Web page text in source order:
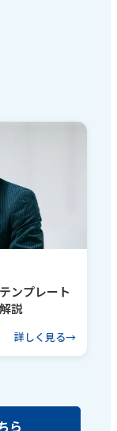
ンプレート
説
詳しく見る
ら